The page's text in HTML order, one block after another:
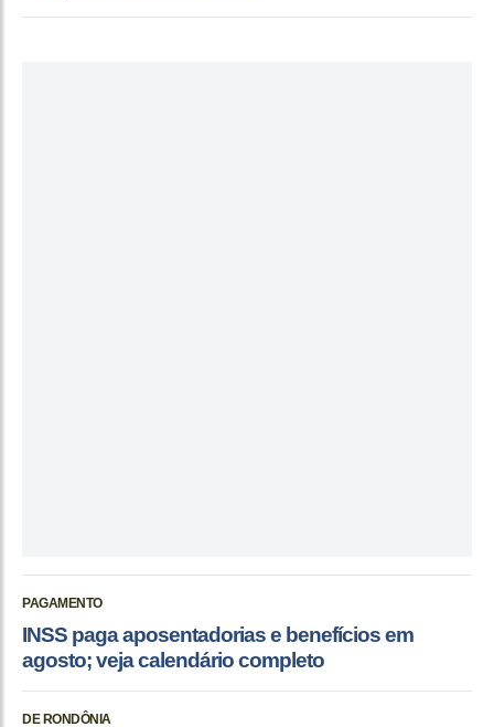
PAGAMENTO
INSS paga aposentadorias e benefícios em
agosto; veja calendário completo
DE RONDÔNIA